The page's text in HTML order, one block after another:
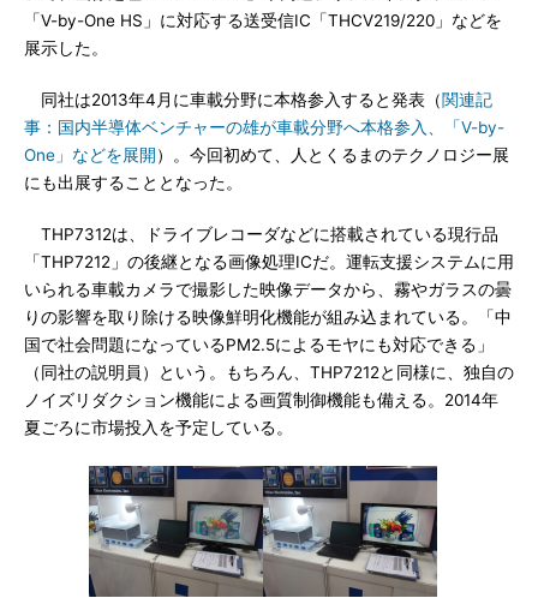
「V-by-One HS」に対応する送受信IC「THCV219/220」などを
展示した。
同社は2013年4月に車載分野に本格参入すると発表（関連記
事：国内半導体ベンチャーの雄が車載分野へ本格参入、「V-by-
One」などを展開 ）。今回初めて、人とくるまのテクノロジー展
にも出展することとなった。
THP7312は、ドライブレコーダなどに搭載されている現行品
「THP7212」の後継となる画像処理ICだ。運転支援システムに用
いられる車載カメラで撮影した映像データから、霧やガラスの曇
りの影響を取り除ける映像鮮明化機能が組み込まれている。「中
国で社会問題になっているPM2.5によるモヤにも対応できる」
（同社の説明員）という。もちろん、THP7212と同様に、独自の
ノイズリダクション機能による画質制御機能も備える。2014年
夏ごろに市場投入を予定している。